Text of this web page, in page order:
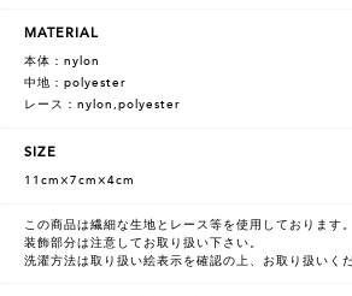
MATERIAL
本体：nylon
中地：polyester
レース：nylon,polyester
SIZE
11cm×7cm×4cm
この商品は繊細な生地とレース等を使用しております。
装飾部分は注意してお取り扱い下さい。
洗濯方法は取り扱い絵表示を確認の上、お取り扱いくだ